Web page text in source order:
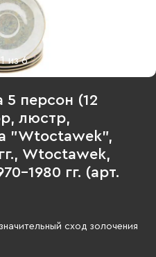
1из6
персон (12
люстр,
"Wtoctawek",
Wtoctawek,
1980 гг. (арт.
сход золочения